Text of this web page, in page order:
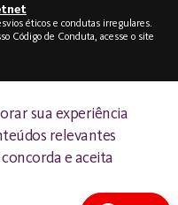
sua experiência
relevantes
e aceita
éticos e condutas irregulares.
Código de Conduta, acesse o site
reservados
0001-54